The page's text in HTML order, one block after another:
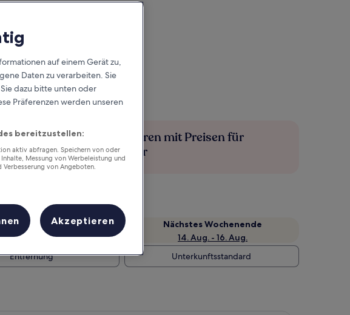
Mehr sparen mit Preisen für
Mitglieder
Wochenende
7. Aug. - 9. Aug.
Nächstes Wochenende
14. Aug. - 16. Aug.
Entfernung Unterkunftsstandard
auf einem Gerät zu,
Daten zu verarbeiten. Sie
dazu bitte unten oder
Präferenzen werden unseren
bereitzustellen:
aktiv abfragen. Speichern von oder
Messung von Werbeleistung und
von Angeboten.
Akzeptieren